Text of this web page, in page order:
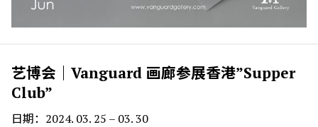
艺博会｜Vanguard 画廊参展香港”Supper
Club”
日期：2024. 03. 25 – 03. 30